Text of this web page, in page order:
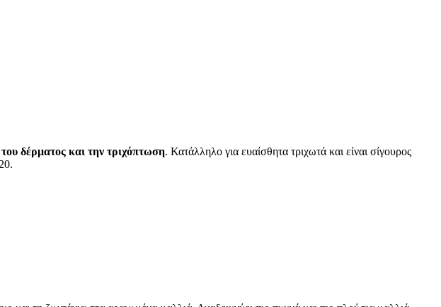
δέρματος και την τριχόπτωση. Κατάλληλο για ευαίσθητα τριχωτά και είναι σίγουρος